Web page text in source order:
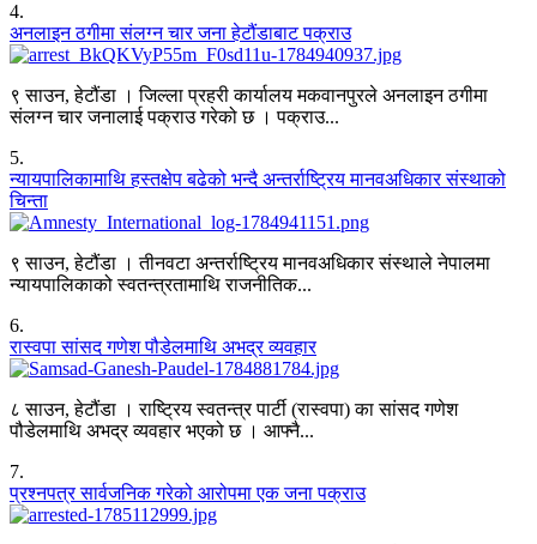
4.
अनलाइन ठगीमा संलग्न चार जना हेटौंडाबाट पक्राउ
९ साउन, हेटौंडा । जिल्ला प्रहरी कार्यालय मकवानपुरले अनलाइन ठगीमा
संलग्न चार जनालाई पक्राउ गरेको छ । पक्राउ...
5.
न्यायपालिकामाथि हस्तक्षेप बढेको भन्दै अन्तर्राष्ट्रिय मानवअधिकार संस्थाको
चिन्ता
९ साउन, हेटौंडा । तीनवटा अन्तर्राष्ट्रिय मानवअधिकार संस्थाले नेपालमा
न्यायपालिकाको स्वतन्त्रतामाथि राजनीतिक...
6.
रास्वपा सांसद गणेश पौडेलमाथि अभद्र व्यवहार
८ साउन, हेटौंडा । राष्ट्रिय स्वतन्त्र पार्टी (रास्वपा) का सांसद गणेश
पौडेलमाथि अभद्र व्यवहार भएको छ । आफ्नै...
7.
प्रश्नपत्र सार्वजनिक गरेको आरोपमा एक जना पक्राउ